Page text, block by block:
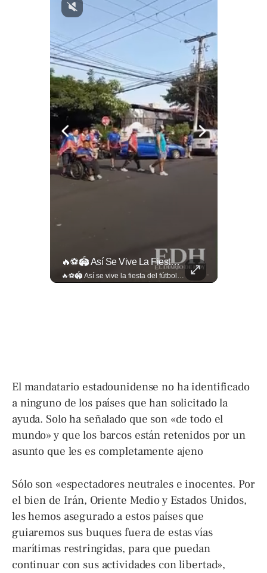
🔥⚽🏟️ Así Se Vive La Fiesta Del Fútbol Salvadoreño: La Pasión De Tigrillos Y Aguiluchos Ya Enciende El Ambiente Previo A La Gran Final Entre...
El mandatario estadounidense no ha identificado
a ninguno de los países que han solicitado la
ayuda. Solo ha señalado que son «de todo el
mundo» y que los barcos están retenidos por un
asunto que les es completamente ajeno
Sólo son «espectadores neutrales e inocentes. Por
el bien de Irán, Oriente Medio y Estados Unidos,
les hemos asegurado a estos países que
guiaremos sus buques fuera de estas vías
marítimas restringidas, para que puedan
continuar con sus actividades con libertad»,